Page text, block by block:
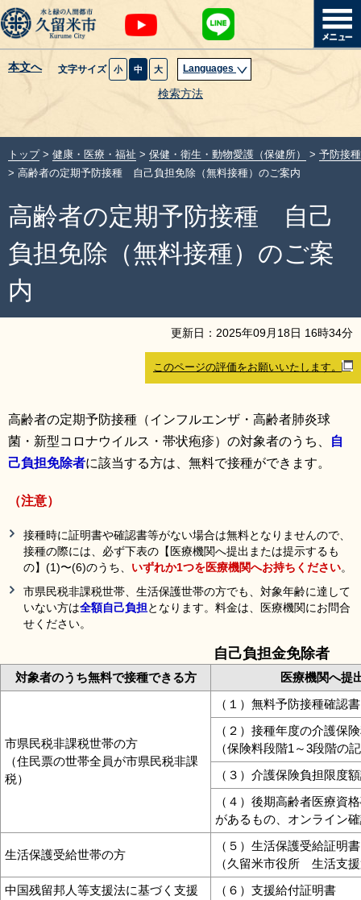
本文へ 文字サイズ 小 中 大 Languages
検索方法
暮らし・届出
健康・医療・福祉
観光魅力・イベント
創業・産業・ビジネス
計画・政策
RSS プライバシーポリシー
サイトについて
トップ> 健康・医療・福祉 > 保健・衛生・動物愛護（保健所） > 予防接種
> 高齢者の定期予防接種 自己負担免除（無料接種）のご案内
高齢者の定期予防接種 自己
負担免除（無料接種）のご案
内
更新日： 2025年09月 18日 16時34分
このページの評価をお願いいたします。
高齢者の定期予防接種（インフルエンザ・高齢者肺炎球
菌・新型コロナウイルス・帯状疱疹）の対象者のうち、
自
己負担免除者に該当する方は、無料で接種ができます。
（注意）
接種時に証明書や確認書等がない場合は無料となりませんので、
接種の際には、必ず下表の【医療機関へ提出または提示するも
の】(1)〜(6)のうち、 いずれか1つを医療機関へお持ちください。
市県民税非課税世帯、生活保護世帯の方でも、対象年齢に達して
いない方は全額自己負担となります。料金は、医療機関にお問合
せください。
自己負担金免除者
対象者のうち無料で接種できる方 医療機関へ提
市県民税非課税世帯の方
（住民票の世帯全員が市県民税非課
税）
（１）無料予防接種確認
（２）接種年度の介護保
（保険料段階1～3段階の
（３）介護保険負担限度
（４）後期高齢者医療資
があるもの、オンライン
生活保護受給世帯の方
（５）生活保護受給証明書
（久留米市役所 生活支
中国残留邦人等支援法に基づく支援
（６）支援給付証明書